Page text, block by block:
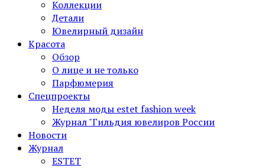
Коллекции
Детали
Ювелирный дизайн
Красота
Обзор
О лице и не только
Парфюмерия
Спецпроекты
Неделя моды estet fashion week
Журнал "Гильдия ювелиров России
Новости
Журнал
ESTET